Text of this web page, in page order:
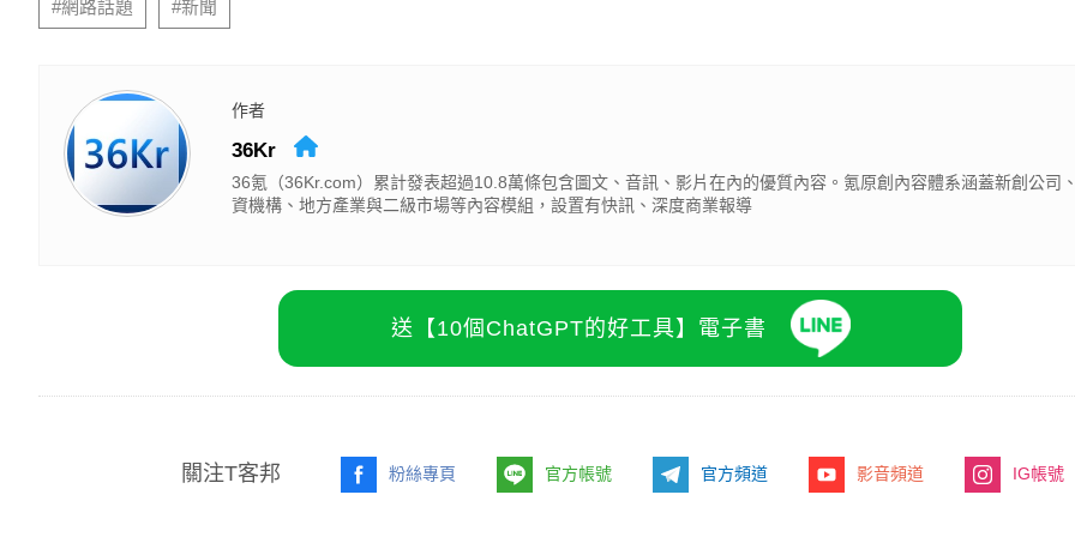
#網路話題 #新聞
作者
36Kr
36氪（36Kr.com）累計發表超過10.8萬條包含圖文、音訊、影片在內的優質內容。氪原創內容體系涵蓋新創公司
資機構、地方產業與二級市場等內容模組，設置有快訊、深度商業報導
送【10個ChatGPT的好工具】電子書
關注T客邦 粉絲專頁 官方帳號 官方頻道 影音頻道 IG帳號